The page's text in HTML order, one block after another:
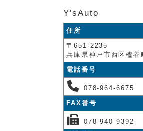
Y'sAuto
住所
〒651-2235
兵庫県神戸市西区櫨
電話番号
078-964-6675
FAX番号
078-940-9392